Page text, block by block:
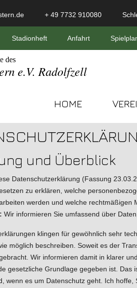
+ 49 7732 910080
Stadionheft Anfahrt
des
e.V. Radolfzell
HOME
und Überblick
Datenschutzerklärung (Fassung
zu erklären, welche
werden und welche rechtmäßigen
Wir informieren Sie umfassend über
klingen für gewöhnlich sehr
möglich beschreiben. Soweit es der
Wir informieren damit in klarer
gesetzliche Grundlage gegeben ist.
wenn es um Datenschutz geht. Ich